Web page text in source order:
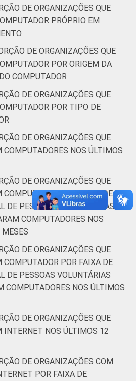
e Defesa de
Direitos
65 35
Religião 69 30
assistência
social
sem fins
coletados entre outubro
- out 2013 / abr 2014
DE ORGANIZAÇÕES QUE
PRÓPRIO EM
DE ORGANIZAÇÕES QUE
POR ORIGEM DA
COMPUTADOR
DE ORGANIZAÇÕES QUE
POR TIPO DE
DE ORGANIZAÇÕES QUE
NOS ÚLTIMOS
DE ORGANIZAÇÕES QUE
POR FAIXA DE
DE PESSOAS REMUNERADAS
COMPUTADORES NOS
DE ORGANIZAÇÕES QUE
POR FAIXA DE
DE PESSOAS VOLUNTÁRIAS
COMPUTADORES NOS ÚLTIMOS
DE ORGANIZAÇÕES QUE
INTERNET NOS ÚLTIMOS 12
DE ORGANIZAÇÕES COM
POR FAIXA DE